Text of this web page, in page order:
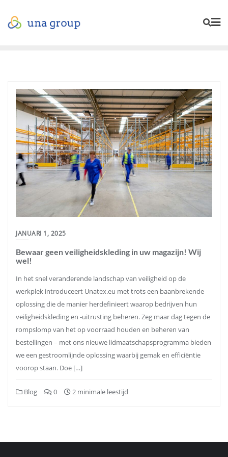
JANUARI 1, 2025
Bewaar geen veiligheidskleding in uw magazijn! Wij
wel!
In het snel veranderende landschap van veiligheid op de
werkplek introduceert Unatex.eu met trots een baanbrekende
oplossing die de manier herdefinieert waarop bedrijven hun
veiligheidskleding en -uitrusting beheren. Zeg maar dag tegen de
rompslomp van het op voorraad houden en beheren van
bestellingen – met ons nieuwe lidmaatschapsprogramma bieden
we een gestroomlijnde oplossing waarbij gemak en efficiëntie
voorop staan. Doe […]
Blog 0 2 minimale leestijd